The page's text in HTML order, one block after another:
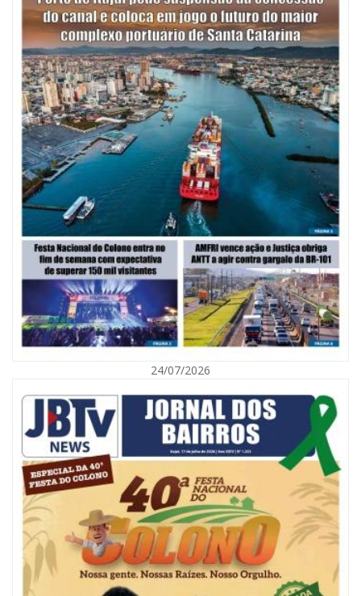
07/08/2026 | 07:00
Saúde de BC promove mutirão de DIU e Implanon na UBS Municípios
neste sábado
POLÍTICA
24/07/2026